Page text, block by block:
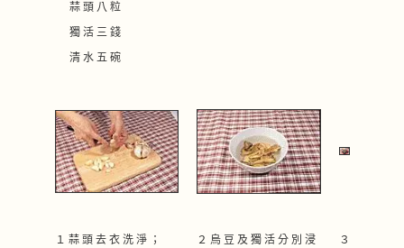
蒜 頭 八 粒
獨 活 三 錢
清 水 五 碗
１ 蒜 頭 去 衣 洗 淨 ；
２ 烏 豆 及 獨 活 分 別 浸
３